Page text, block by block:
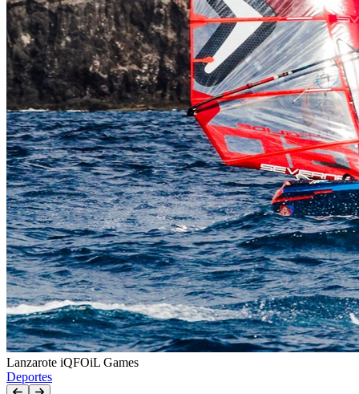
Lanzarote iQFOiL Games
Deportes